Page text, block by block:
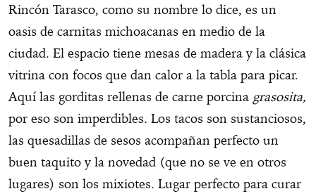
Rincón Tarasco, como su nombre lo dice, es un
oasis de carnitas michoacanas en medio de la
ciudad. El espacio tiene mesas de madera y la clásica
vitrina con focos que dan calor a la tabla para picar.
Aquí las gorditas rellenas de carne porcina grasosita,
por eso son imperdibles. Los tacos son sustanciosos,
las quesadillas de sesos acompañan perfecto un
buen taquito y la novedad (que no se ve en otros
lugares) son los mixiotes. Lugar perfecto para curar